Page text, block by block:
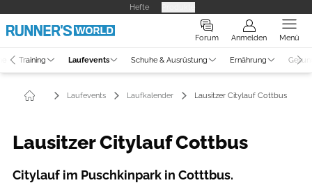
Hefte
Forum Anmelden Menü
Training Laufevents Schuhe & Ausrüstung Ernährung
Laufevents Laufkalender Lausitzer Citylauf Cottbus
Lausitzer Citylauf Cottbus
Citylauf im Puschkinpark in Cotttbus.